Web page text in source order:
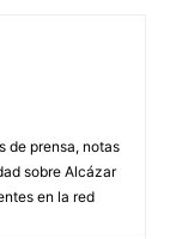
de prensa, notas
sobre Alcázar
en la red